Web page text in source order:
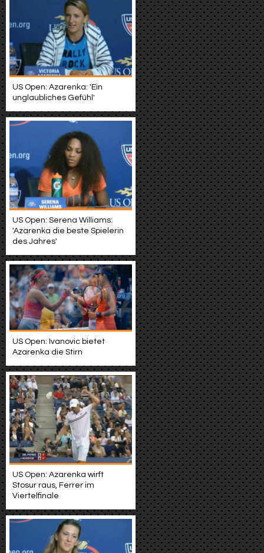
US Open: Azarenka: 'Ein
unglaubliches Gefühl'
US Open: Serena Williams:
'Azarenka die beste Spielerin
des Jahres'
US Open: Ivanovic bietet
Azarenka die Stirn
US Open: Azarenka wirft
Stosur raus, Ferrer im
Viertelfinale